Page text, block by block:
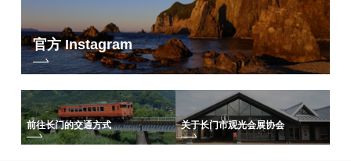
官方 Instagram
前往长门的交通方式 关于长门市观光会展协会